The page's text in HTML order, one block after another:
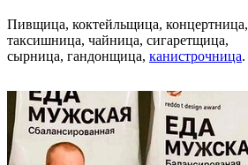
Пивщица, коктейльщица, концертница,
таксишница, чайница, сигаретщица,
сырница, гандонщица, канистрочница.